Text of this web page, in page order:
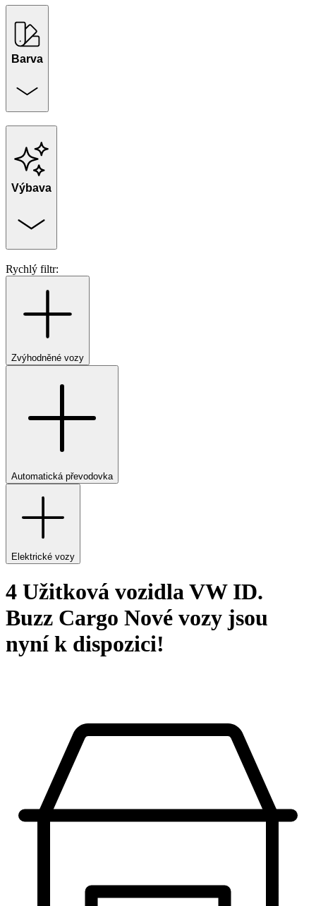
Barva
Výbava
Rychlý filtr:
Zvýhodněné vozy
Automatická převodovka
Elektrické vozy
4 Užitková vozidla VW ID.
Buzz Cargo Nové vozy jsou
nyní k dispozici!